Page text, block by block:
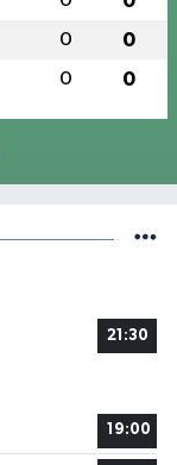
0 0
0 0
21:30
19:00